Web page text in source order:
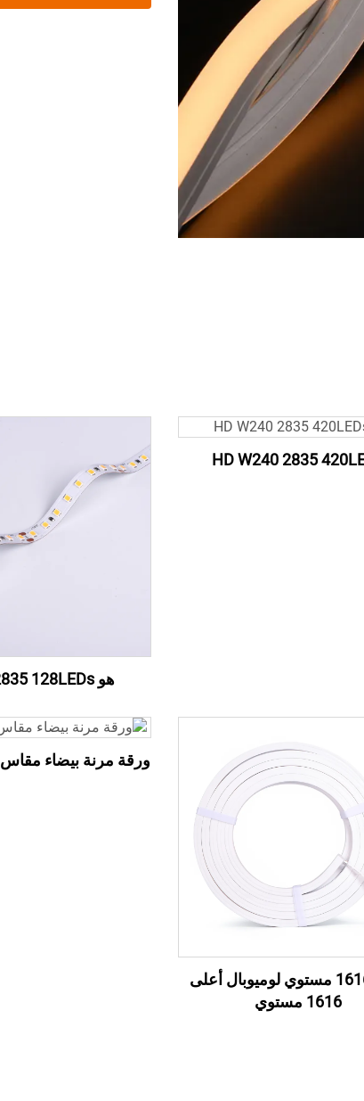
HD W240 2835
هو W128 2835 128LEDs
أعلى 1616 مستوي لوميوبال أعلى
1616 مستوي
ورقة مرنة بيضاء مقاس 500x233 مم